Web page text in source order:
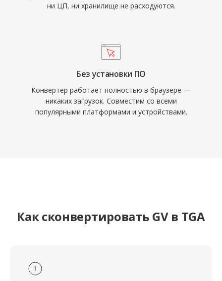
ни ЦП, ни хранилище не расходуются.
Без установки ПО
Конвертер работает полностью в браузере —
никаких загрузок. Совместим со всеми
популярными платформами и устройствами.
Как сконвертировать GV в TGA
1